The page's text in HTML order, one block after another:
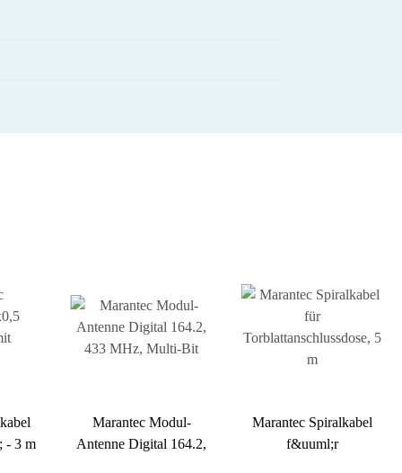
- 3 m
Marantec Modul-
Antenne Digital 164.2,
Marantec Spiralkabel
f&uuml;r